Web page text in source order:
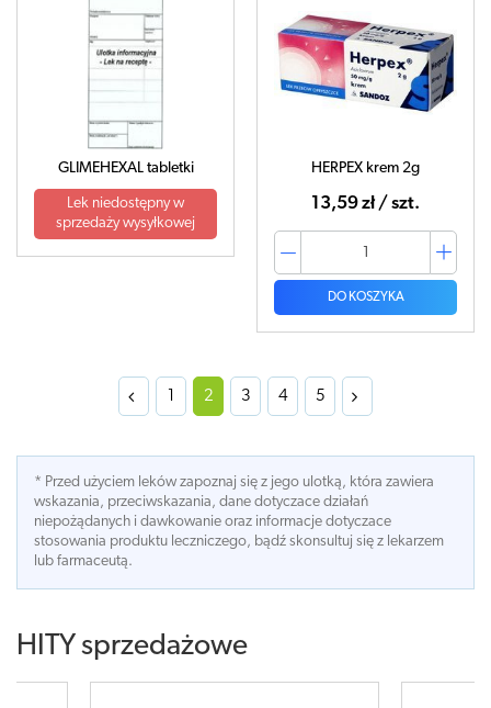
GLIMEHEXAL tabletki
Lek niedostępny w
sprzedaży wysyłkowej
HERPEX krem 2g
13,59 zł / szt.
DO KOSZYKA
1 2 3 4 5
* Przed użyciem leków zapoznaj się z jego ulotką, która zawiera
wskazania, przeciwskazania, dane dotyczace działań
niepożądanych i dawkowanie oraz informacje dotyczace
stosowania produktu leczniczego, bądź skonsultuj się z lekarzem
lub farmaceutą.
HITY sprzedażowe